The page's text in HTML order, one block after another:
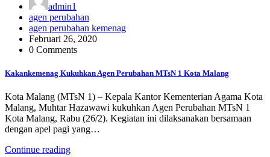
admin1
agen perubahan
agen perubahan kemenag
Februari 26, 2020
0 Comments
Kakankemenag Kukuhkan Agen Perubahan MTsN 1 Kota Malang
Kota Malang (MTsN 1) – Kepala Kantor Kementerian Agama Kota
Malang, Muhtar Hazawawi kukuhkan Agen Perubahan MTsN 1
Kota Malang, Rabu (26/2). Kegiatan ini dilaksanakan bersamaan
dengan apel pagi yang…
Continue reading